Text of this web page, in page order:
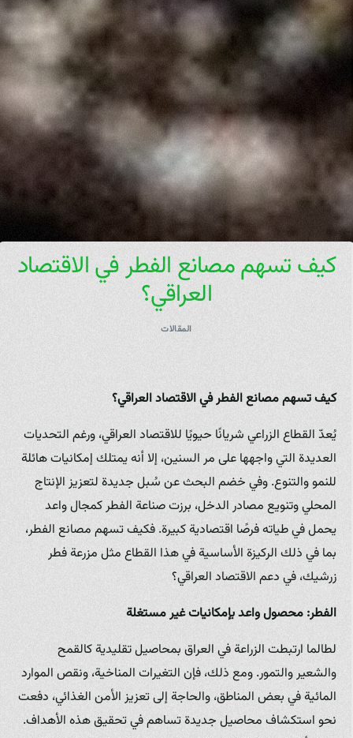
كيف تسهم مصانع الفطر في الاقتصاد
العراقي؟
المقالات
كيف تسهم مصانع الفطر في الاقتصاد العراقي؟
يُعدّ القطاع الزراعي شريانًا حيويًا للاقتصاد العراقي، ورغم التحديات
العديدة التي واجهها على مر السنين، إلا أنه يمتلك إمكانيات هائلة
للنمو والتنوع. وفي خضم البحث عن سُبل جديدة لتعزيز الإنتاج
المحلي وتنويع مصادر الدخل، برزت صناعة الفطر كمجال واعد
يحمل في طياته فرصًا اقتصادية كبيرة. فكيف تسهم مصانع الفطر،
بما في ذلك الركيزة الأساسية في هذا القطاع مثل مزرعة فطر
زرشيك، في دعم الاقتصاد العراقي؟
الفطر: محصول واعد بإمكانيات غير مستغلة
لطالما ارتبطت الزراعة في العراق بمحاصيل تقليدية كالقمح
والشعير والتمور. ومع ذلك، فإن التغيرات المناخية، ونقص الموارد
المائية في بعض المناطق، والحاجة إلى تعزيز الأمن الغذائي، دفعت
نحو استكشاف محاصيل جديدة تساهم في تحقيق هذه الأهداف.